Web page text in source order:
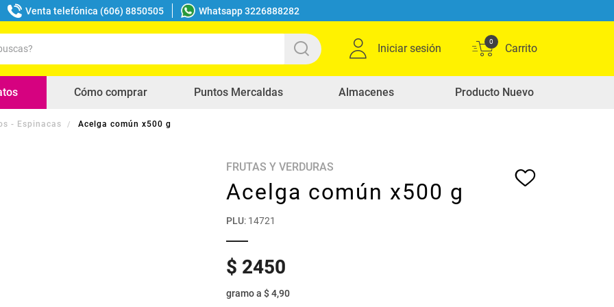
Venta telefónica (606) 8850505 Whatsapp 3226888282
Iniciar sesión
0
Cómo comprar Puntos Mercaldas Almacenes Producto Nuevo
- Espinacas Acelga común x500 g
FRUTAS Y VERDURAS
Acelga común x500 g
PLU: 14721
$ 2450
gramoa $ 4,90
buscados